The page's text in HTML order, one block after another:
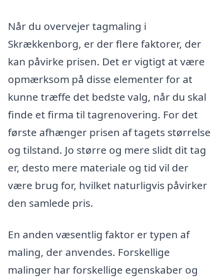
Når du overvejer tagmaling i
Skrækkenborg, er der flere faktorer, der
kan påvirke prisen. Det er vigtigt at være
opmærksom på disse elementer for at
kunne træffe det bedste valg, når du skal
finde et firma til tagrenovering. For det
første afhænger prisen af tagets størrelse
og tilstand. Jo større og mere slidt dit tag
er, desto mere materiale og tid vil der
være brug for, hvilket naturligvis påvirker
den samlede pris.
En anden væsentlig faktor er typen af
maling, der anvendes. Forskellige
malinger har forskellige egenskaber og